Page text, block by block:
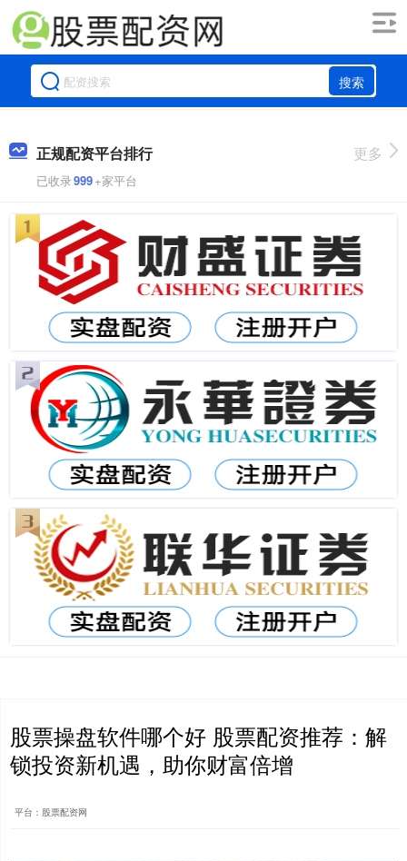
搜索
正规配资平台排行
已收录999+家平台
更多
股票操盘软件哪个好 股票配资推荐：解
锁投资新机遇，助你财富倍增
平台：股票配资网